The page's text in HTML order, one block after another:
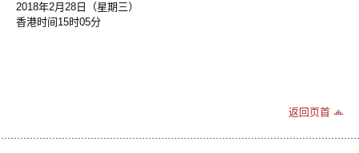
2018年2月28日（星期三）
香港时间15时05分
返回页首